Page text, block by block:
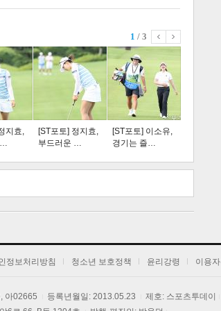
트 크 트 축 사 하기 보기
라이프
1 / 3
지효,
…
[ST포토] 정지효,
부드러운 …
[ST포토] 이소유,
경기는 즐…
정보처리방침 청소년 보호정책 윤리강령 이용
아02665 등록년월일: 2013.05.23
제호: 스포츠투데이